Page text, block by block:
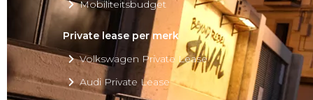
Mobiliteitsbudget
Private lease per merk
Volkswagen Private Lease
Audi Private Lease